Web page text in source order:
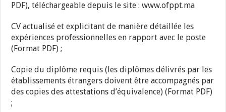
PDF), téléchargeable depuis le site : www.ofppt.ma
CV actualisé et explicitant de manière détaillée les
expériences professionnelles en rapport avec le poste
(Format PDF) ;
Copie du diplôme requis (les diplômes délivrés par les
établissements étrangers doivent être accompagnés par
des copies des attestations d’équivalence) (Format PDF)
;